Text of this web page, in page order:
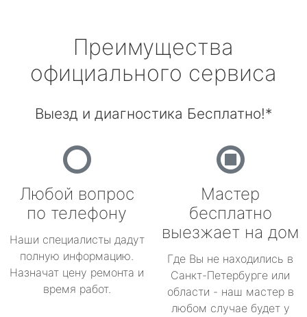
Преимущества
официального сервиса
Выезд и диагностика Бесплатно!*
Любой вопрос
по телефону
Наши специалисты дадут
полную информацию.
Назначат цену ремонта и
время работ.
Мастер
бесплатно
выезжает на дом
Где Вы не находились в
Санкт-Петербурге или
области - наш мастер в
любом случае будет у